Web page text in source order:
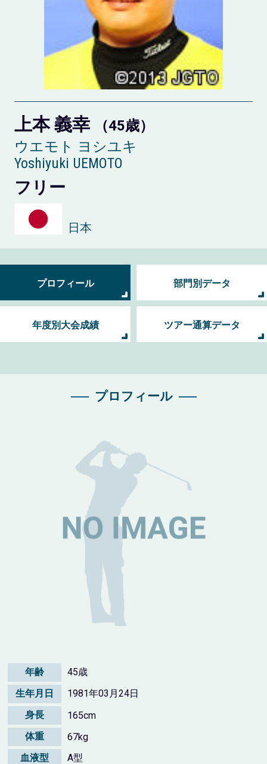
上本 義幸
（45歳）
ウエモト ヨシユキ
Yoshiyuki UEMOTO
フリー
日本
プロフィール 部門別データ
年度別大会成績 ツアー通算データ
プロフィール
年齢
45歳
生年月日
1981年03月24日
身長
165cm
体重
67kg
血液型
A型